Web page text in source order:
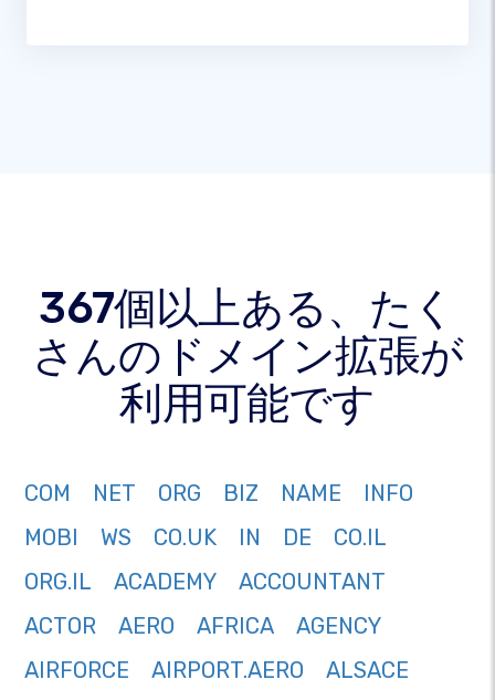
367個以上ある、たく
さんのドメイン拡張が
利用可能です
COM NET ORG BIZ NAME
INFO
MOBI
WS CO.UK IN DE
CO.IL
ORG.IL
ACADEMY
ACCOUNTANT
ACTOR
AERO AFRICA
AGENCY
AIRFORCE
AIRPORT.AERO
ALSACE